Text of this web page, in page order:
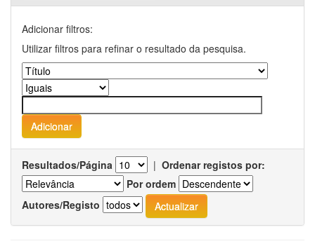
Adicionar filtros:
Utilizar filtros para refinar o resultado da pesquisa.
Resultados/Página | Ordenar registos por:
Por ordem
Autores/Registo